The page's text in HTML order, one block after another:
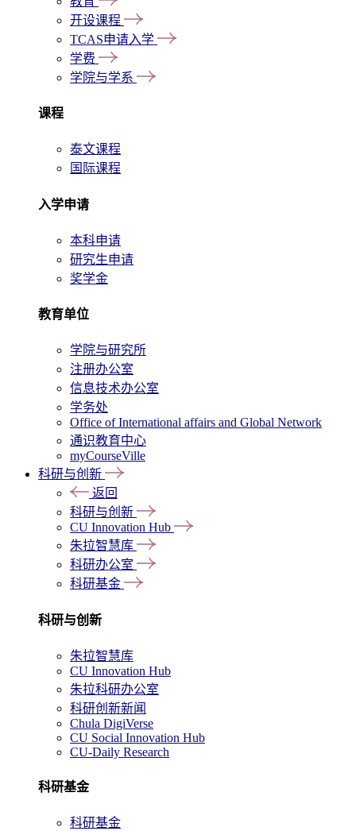
开设课程
TCAS申请入学
学费
学院与学系
课程
泰文课程
国际课程
入学申请
本科申请
研究生申请
奖学金
教育单位
学院与研究所
注册办公室
信息技术办公室
学务处
Office of International affairs and Global Network
通识教育中心
myCourseVille
科研与创新
返回
科研与创新
CU Innovation Hub
朱拉智慧库
科研办公室
科研基金
科研与创新
朱拉智慧库
CU Innovation Hub
朱拉科研办公室
科研创新新闻
Chula DigiVerse
CU Social Innovation Hub
CU-Daily Research
科研基金
科研基金